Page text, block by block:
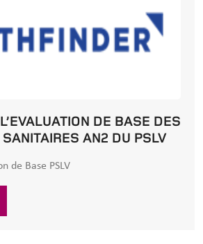
DE BASE DES
AN2 DU PSLV
de Base PSLV